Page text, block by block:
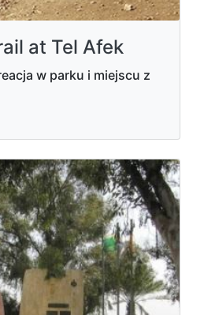
at Tel Afek
w parku i miejscu z